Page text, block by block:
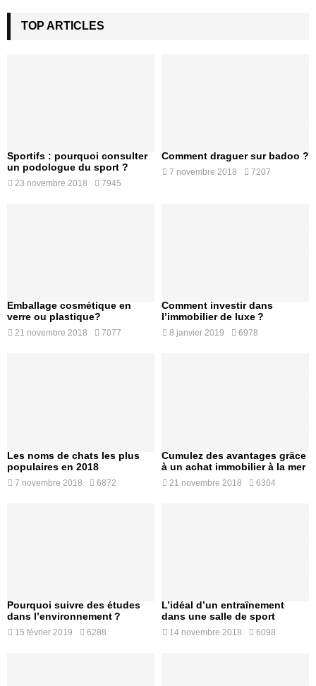
TOP ARTICLES
Sportifs : pourquoi consulter
un podologue du sport ?
23 novembre 2018 7945
Comment draguer sur badoo ?
7 novembre 2018 7207
Emballage cosmétique en
verre ou plastique?
21 novembre 2018 7077
Comment investir dans
l’immobilier de luxe ?
8 janvier 2019 6978
Les noms de chats les plus
populaires en 2018
7 novembre 2018 6872
Cumulez des avantages grâce
à un achat immobilier à la mer
21 novembre 2018 6304
Pourquoi suivre des études
dans l’environnement ?
15 février 2019 6288
L’idéal d’un entraînement
dans une salle de sport
14 novembre 2018 6098